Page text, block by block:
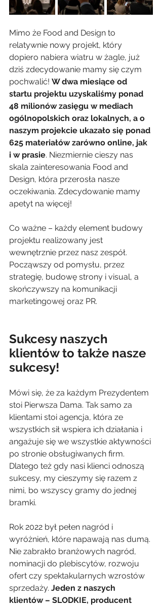
Mimo że Food and Design to
relatywnie nowy projekt, który
dopiero nabiera wiatru w żagle, już
dziś zdecydowanie mamy się czym
pochwalić! W dwa miesiące od
startu projektu uzyskaliśmy ponad
48 milionów zasięgu w mediach
ogólnopolskich oraz lokalnych, a o
naszym projekcie ukazało się ponad
625 materiałów zarówno online, jak
i w prasie. Niezmiernie cieszy nas
skala zainteresowania Food and
Design, która przerosła nasze
oczekiwania. Zdecydowanie mamy
apetyt na więcej!
Co ważne – każdy element budowy
projektu realizowany jest
wewnętrznie przez nasz zespół.
Począwszy od pomysłu, przez
strategię, budowę strony i visual, a
skończywszy na komunikacji
marketingowej oraz PR.
Sukcesy naszych
klientów to także nasze
sukcesy!
Mówi się, że za każdym Prezydentem
stoi Pierwsza Dama. Tak samo za
klientami stoi agencja, która ze
wszystkich sił wspiera ich działania i
angażuje się we wszystkie aktywności
po stronie obsługiwanych firm.
Dlatego też gdy nasi klienci odnoszą
sukcesy, my cieszymy się razem z
nimi, bo wszyscy gramy do jednej
bramki.
Rok 2022 był pełen nagród i
wyróżnień, które napawają nas dumą.
Nie zabrakło branżowych nagród,
nominacji do plebiscytów, rozwoju
ofert czy spektakularnych wzrostów
sprzedaży. Jeden z naszych
klientów – SLODKIE, producent